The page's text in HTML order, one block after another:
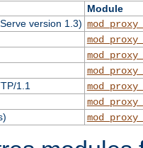
Module
version 1.3)
1.1